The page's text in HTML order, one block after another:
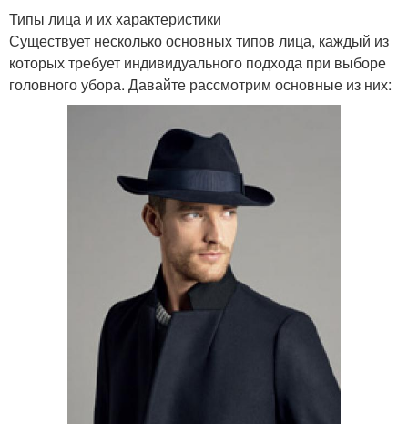
Типы лица и их характеристики
Существует несколько основных типов лица, каждый из
которых требует индивидуального подхода при выборе
головного убора. Давайте рассмотрим основные из них: